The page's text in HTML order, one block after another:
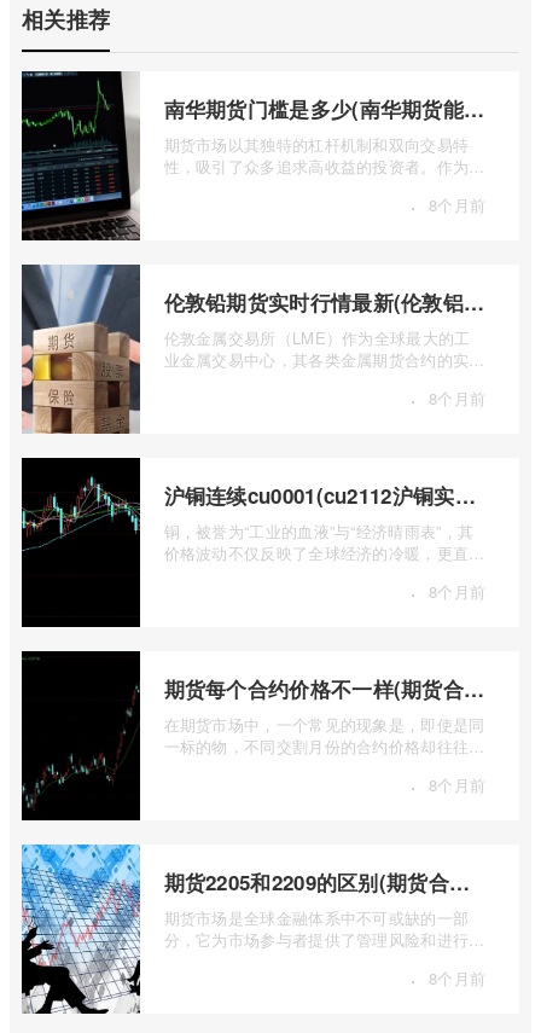
相关推荐
南华期货门槛是多少(南华期货能做国际期货吗)
期货市场以其独特的杠杆机制和双向交易特
性，吸引了众多追求高收益的投资者。作为中
· 8个月前
伦敦铅期货实时行情最新(伦敦铝锡期货实时行情)
伦敦金属交易所（LME）作为全球最大的工
业金属交易中心，其各类金属期货合约的实时
· 8个月前
沪铜连续cu0001(cu2112沪铜实时行情)
铜，被誉为“工业的血液”与“经济晴雨表”，其
价格波动不仅反映了全球经济的冷暖，更直接
· 8个月前
期货每个合约价格不一样(期货合约之间的价格差)
在期货市场中，一个常见的现象是，即使是同
一标的物，不同交割月份的合约价格却往往不
· 8个月前
期货2205和2209的区别(期货合约2205什么意思)
期货市场是全球金融体系中不可或缺的一部
分，它为市场参与者提供了管理风险和进行价
· 8个月前